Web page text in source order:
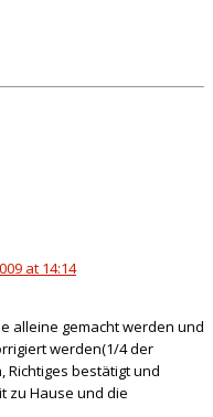
at 14:14
alleine gemacht werden und
werden(1/4 der
Richtiges bestätigt und
zu Hause und die